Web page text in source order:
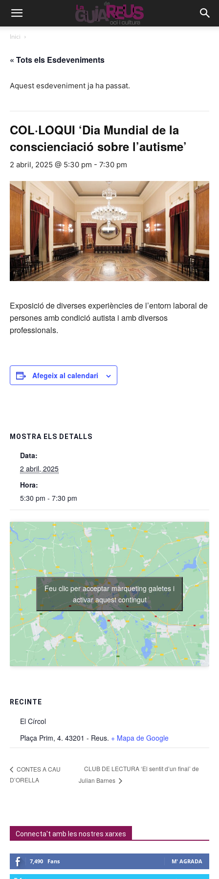
Inici
« Tots els Esdeveniments
Aquest esdeveniment ja ha passat.
COL·LOQUI ‘Dia Mundial de la
conscienciació sobre l’autisme’
2 abril, 2025 @ 5:30 pm - 7:30 pm
Exposició de diverses experiències de l’entorn laboral de
persones amb condició autista i amb diversos
professionals.
Afegeix al calendari
MOSTRA ELS DETALLS
Data:
2 abril, 2025
Hora:
5:30 pm - 7:30 pm
RECINTE
El Círcol
Plaça Prim, 4. 43201 - Reus. + Mapa de Google
Feu clic per acceptar màrqueting galetes i
activar aquest contingut
CONTES A CAU
D’ORELLA
CLUB DE LECTURA ‘El sentit d’un final’ de
Julian Barnes
Connecta't amb les nostres xarxes
7,490 Fans M' AGRADA